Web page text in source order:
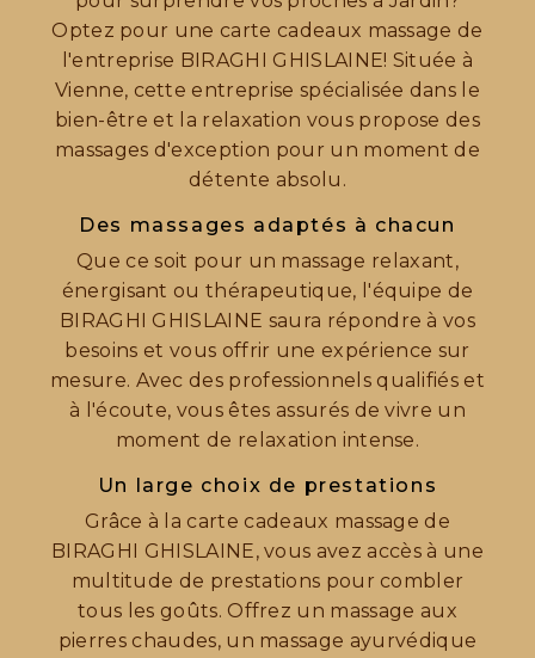
Optez pour une carte cadeaux massage de
l'entreprise BIRAGHI GHISLAINE! Située à
Vienne, cette entreprise spécialisée dans le
bien-être et la relaxation vous propose des
massages d'exception pour un moment de
détente absolu.
Des massages adaptés à chacun
Que ce soit pour un massage relaxant,
énergisant ou thérapeutique, l'équipe de
BIRAGHI GHISLAINE saura répondre à vos
besoins et vous offrir une expérience sur
mesure. Avec des professionnels qualifiés et
à l'écoute, vous êtes assurés de vivre un
moment de relaxation intense.
Un large choix de prestations
Grâce à la carte cadeaux massage de
BIRAGHI GHISLAINE, vous avez accès à une
multitude de prestations pour combler
tous les goûts. Offrez un massage aux
pierres chaudes, un massage ayurvédique